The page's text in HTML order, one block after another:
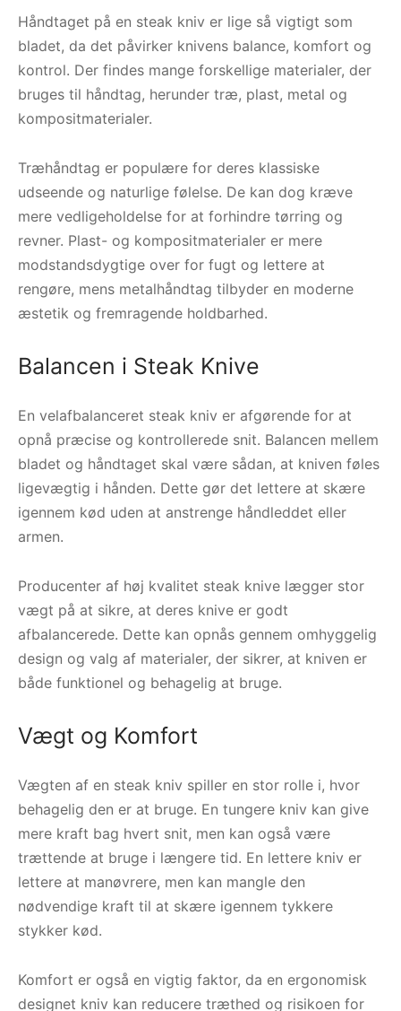
Håndtaget på en steak kniv er lige så vigtigt som
bladet, da det påvirker knivens balance, komfort og
kontrol. Der findes mange forskellige materialer, der
bruges til håndtag, herunder træ, plast, metal og
kompositmaterialer.
Træhåndtag er populære for deres klassiske
udseende og naturlige følelse. De kan dog kræve
mere vedligeholdelse for at forhindre tørring og
revner. Plast- og kompositmaterialer er mere
modstandsdygtige over for fugt og lettere at
rengøre, mens metalhåndtag tilbyder en moderne
æstetik og fremragende holdbarhed.
Balancen i Steak Knive
En velafbalanceret steak kniv er afgørende for at
opnå præcise og kontrollerede snit. Balancen mellem
bladet og håndtaget skal være sådan, at kniven føles
ligevægtig i hånden. Dette gør det lettere at skære
igennem kød uden at anstrenge håndleddet eller
armen.
Producenter af høj kvalitet steak knive lægger stor
vægt på at sikre, at deres knive er godt
afbalancerede. Dette kan opnås gennem omhyggelig
design og valg af materialer, der sikrer, at kniven er
både funktionel og behagelig at bruge.
Vægt og Komfort
Vægten af en steak kniv spiller en stor rolle i, hvor
behagelig den er at bruge. En tungere kniv kan give
mere kraft bag hvert snit, men kan også være
trættende at bruge i længere tid. En lettere kniv er
lettere at manøvrere, men kan mangle den
nødvendige kraft til at skære igennem tykkere
stykker kød.
Komfort er også en vigtig faktor, da en ergonomisk
designet kniv kan reducere træthed og risikoen for